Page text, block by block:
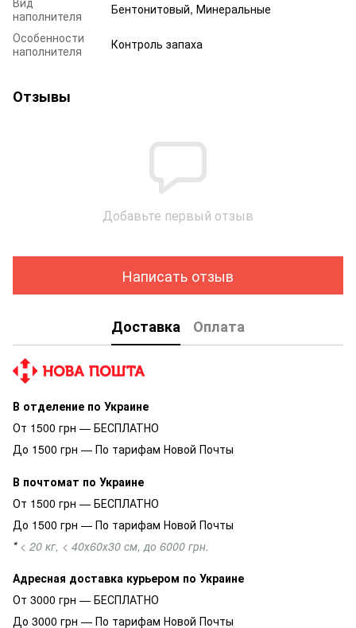
наполнителя
Бентонитовый, Минеральные
Особенности
наполнителя
Контроль запаха
Отзывы
Добавьте первый отзыв
Написать отзыв
Доставка Оплата
В отделение по Украине
От 1500 грн — БЕСПЛАТНО
До 1500 грн — По тарифам Новой Почты
В почтомат по Украине
От 1500 грн — БЕСПЛАТНО
До 1500 грн — По тарифам Новой Почты
* < 20 кг, < 40х60х30 см, до 6000 грн.
Адресная доставка курьером по Украине
От 3000 грн — БЕСПЛАТНО
До 3000 грн — По тарифам Новой Почты